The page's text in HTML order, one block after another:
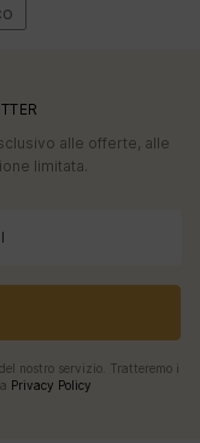
alle offerte, alle
limitata.
nostro servizio. Tratteremo i
Privacy Policy